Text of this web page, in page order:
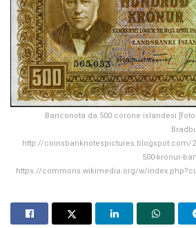
Banconota da 500 corone islandesi
http://coinsbanknotespictures.blogspot.com/
500-kronur-
https://commons.wikimedia.org/w/